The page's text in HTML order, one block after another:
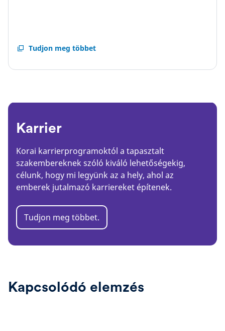
Tudjon meg többet
Inclusion
Karrier
Korai karrierprogramoktól a tapasztalt
szakembereknek szóló kiváló lehetőségekig,
célunk, hogy mi legyünk az a hely, ahol az
emberek jutalmazó karriereket építenek.
Tudjon meg többet.
Kapcsolódó elemzés